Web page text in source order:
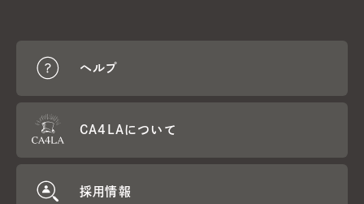
ヘルプ
CA4LAについて
採用情報